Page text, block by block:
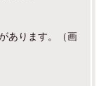
あります。（画